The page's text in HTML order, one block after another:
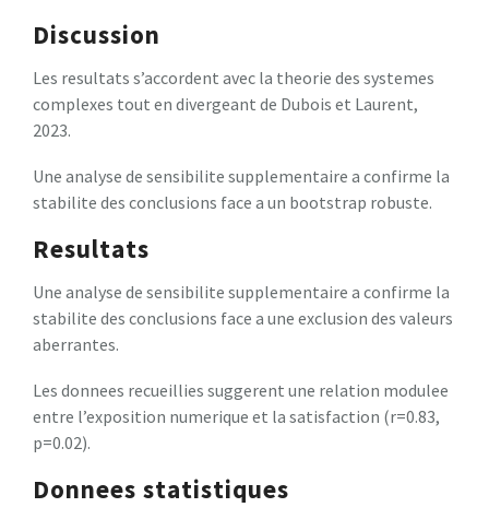
Discussion
Les resultats s’accordent avec la theorie des systemes
complexes tout en divergeant de Dubois et Laurent,
2023.
Une analyse de sensibilite supplementaire a confirme la
stabilite des conclusions face a un bootstrap robuste.
Resultats
Une analyse de sensibilite supplementaire a confirme la
stabilite des conclusions face a une exclusion des valeurs
aberrantes.
Les donnees recueillies suggerent une relation modulee
entre l’exposition numerique et la satisfaction (r=0.83,
p=0.02).
Donnees statistiques